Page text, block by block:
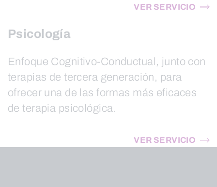
VER SERVICIO
Psicología
Enfoque Cognitivo-Conductual, junto con
terapias de tercera generación, para
ofrecer una de las formas más eficaces
de terapia psicológica.
VER SERVICIO